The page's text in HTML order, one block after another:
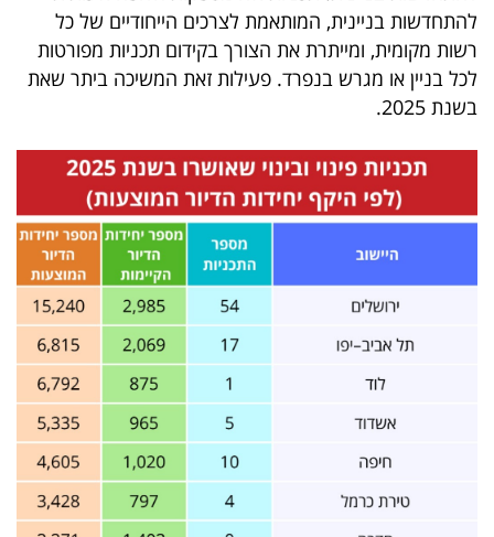
להתחדשות בניינית, המותאמת לצרכים הייחודיים של כל
רשות מקומית, ומייתרת את הצורך בקידום תכניות מפורטות
לכל בניין או מגרש בנפרד. פעילות זאת המשיכה ביתר שאת
בשנת 2025.